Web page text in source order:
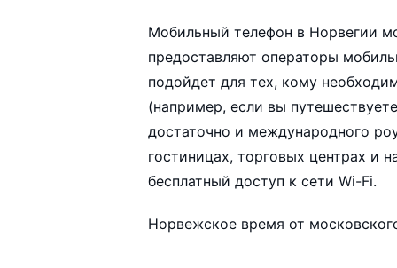
Мобильный телефон в Норвегии
предоставляют операторы
подойдет для тех, кому
(например, если вы
достаточно и международного
гостиницах, торговых центрах и
бесплатный доступ к сети Wi-Fi.
Норвежское время от